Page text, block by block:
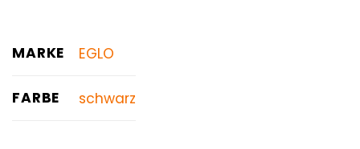
MARKE EGLO
FARBE schwarz